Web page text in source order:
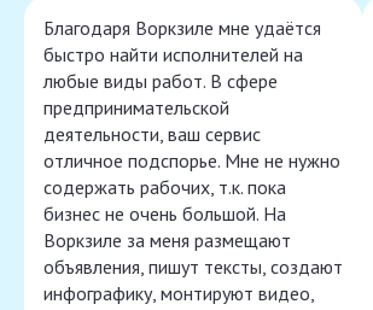
Благодаря Воркзиле мне удаётся
быстро найти исполнителей на
любые виды работ. В сфере
предпринимательской
деятельности, ваш сервис
отличное подспорье. Мне не нужно
содержать рабочих, т.к. пока
бизнес не очень большой. На
Воркзиле за меня размещают
объявления, пишут тексты, создают
инфографику, монтируют видео,